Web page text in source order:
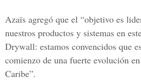
Azaïs agregó que el “objetivo es
nuestros productos y sistemas en
Drywall: estamos convencidos que
comienzo de una fuerte evolución
Caribe”.